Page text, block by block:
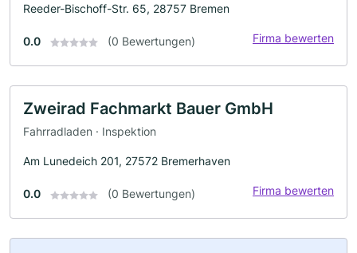
Reeder-Bischoff-Str. 65, 28757 Bremen
0.0 (0 Bewertungen) Firma bewerten
Zweirad Fachmarkt Bauer GmbH
Fahrradladen · Inspektion
Am Lunedeich 201, 27572 Bremerhaven
0.0 (0 Bewertungen) Firma bewerten